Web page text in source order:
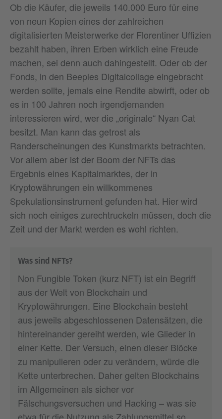
Ob die Käufer, die jeweils 140.000 Euro für eine
von neun Kopien eines der zahlreichen
digitalisierten Meisterwerke der Florentiner Uffizien
bezahlt haben, ihren Erben wirklich eine Freude
machen, sei denn auch dahingestellt. Oder ob der
Fonds, in den Beeples Digitalcollage eingebracht
werden sollte, jemals eine Rendite abwirft, oder ob
es in 100 Jahren noch irgendjemanden
interessieren wird, wer die „originale“ Nyan Cat
besitzt. Man kann das getrost als
Randerscheinungen des Kunstmarkts betrachten.
Vor allem aber ist der Boom der NFTs das
Ergebnis eines Kapitalmarktes, der in
Kryptowährungen ein willkommenes
Spekulationsinstrument gefunden hat. Hier wird
sich noch einiges zurechtruckeln müssen, doch die
Zeit und der Markt werden es wohl richten.
Was sind NFTs?
Non Fungible Token (kurz NFT) ist ein Begriff
aus der Welt von Blockchain und
Kryptowährungen. Eine Blockchain besteht
aus jeweils abgeschlossenen Datensätzen, die
hintereinander gereiht werden, wie Glieder in
einer Kette. Der Versuch, einen dieser Blöcke
zu manipulieren oder zu verändern, würde die
Kette unterbrechen. Daher gelten Blockchains
im Allgemeinen als sicher vor
Fälschungsversuchen und Hacking – was sie